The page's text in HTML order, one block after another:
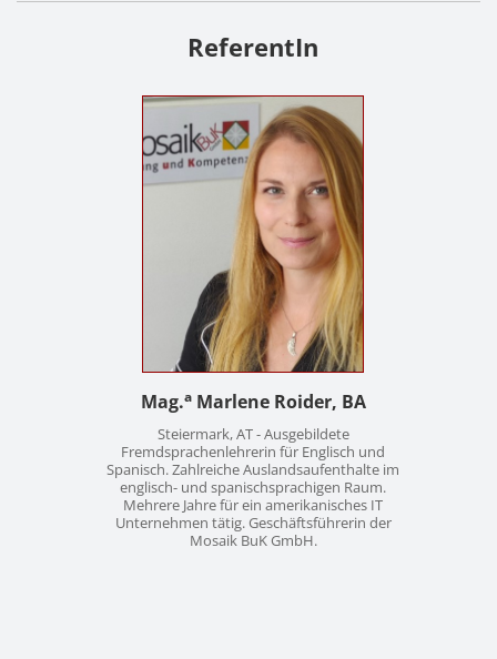
ReferentIn
Mag.aMarlene Roider, BA
Steiermark, AT - Ausgebildete
Fremdsprachenlehrerin für Englisch und
Spanisch. Zahlreiche Auslandsaufenthalte im
englisch- und spanischsprachigen Raum.
Mehrere Jahre für ein amerikanisches IT
Unternehmen tätig. Geschäftsführerin der
Mosaik BuK GmbH.